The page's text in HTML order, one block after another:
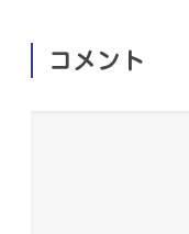
コメント